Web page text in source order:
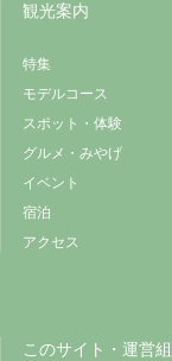
観光案内
特集
モデルコース
スポット・体験
グルメ・みやげ
イベント
宿泊
アクセス
このサイト・運営